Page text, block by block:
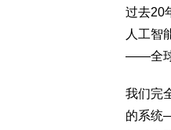
过去20
人工智
——全球
我们完
的系统